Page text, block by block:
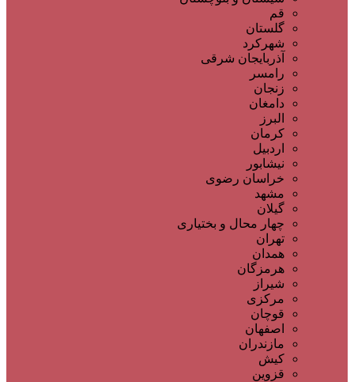
قم
گلستان
شهرکرد
آذربایجان شرقی
رامسر
زنجان
دامغان
البرز
کرمان
اردبیل
نیشابور
خراسان رضوی
مشهد
گیلان
چهار محال و بختیاری
تهران
همدان
هرمزگان
شیراز
مرکزی
قوچان
اصفهان
مازندران
کیش
قزوین